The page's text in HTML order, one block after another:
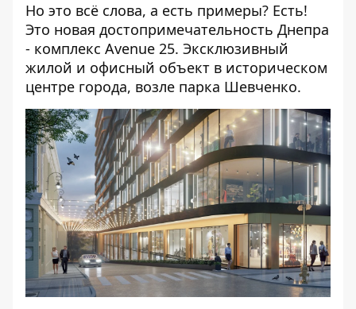
Но это всё слова, а есть примеры? Есть!
Это новая достопримечательность Днепра
- комплекс Avenue 25. Эксклюзивный
жилой и офисный объект в историческом
центре города, возле парка Шевченко.